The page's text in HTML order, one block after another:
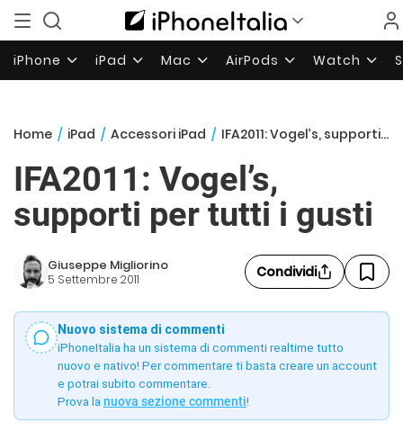
iPhone iPad Mac AirPods Watch
Home / iPad / Accessori iPad / IFA2011: Vogel’s, supporti per tutti i gusti
IFA2011: Vogel’s,
supporti per tutti i gusti
Giuseppe Migliorino
5 Settembre 2011 Condividi
Nuovo sistema di commenti
iPhoneItalia ha un sistema di commenti realtime tutto
nuovo e nativo! Per commentare ti basta creare un account
e potrai subito commentare.
Prova la nuova sezione commenti!